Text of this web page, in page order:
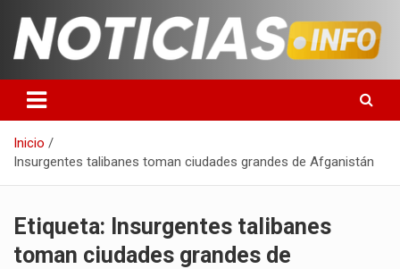
contenido
Noticias en español
Inicio
Insurgentes talibanes toman ciudades grandes de Afganistán
Etiqueta: Insurgentes talibanes
toman ciudades grandes de